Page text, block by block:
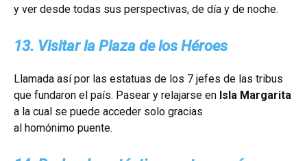
y ver desde todas sus perspectivas, de día y de noche.
13. Visitar la Plaza de los Héroes
Llamada así por las estatuas de los 7 jefes de las tribus
que fundaron el país. Pasear y relajarse en Isla Margarita
a la cual se puede acceder solo gracias
al homónimo puente.